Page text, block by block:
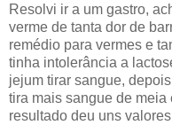
Resolvi ir a um gastro,
verme de tanta dor de
remédio para vermes e
tinha intolerância a
jejum tirar sangue,
tira mais sangue de meia
resultado deu uns